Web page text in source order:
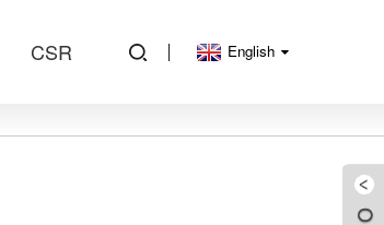
CSR English